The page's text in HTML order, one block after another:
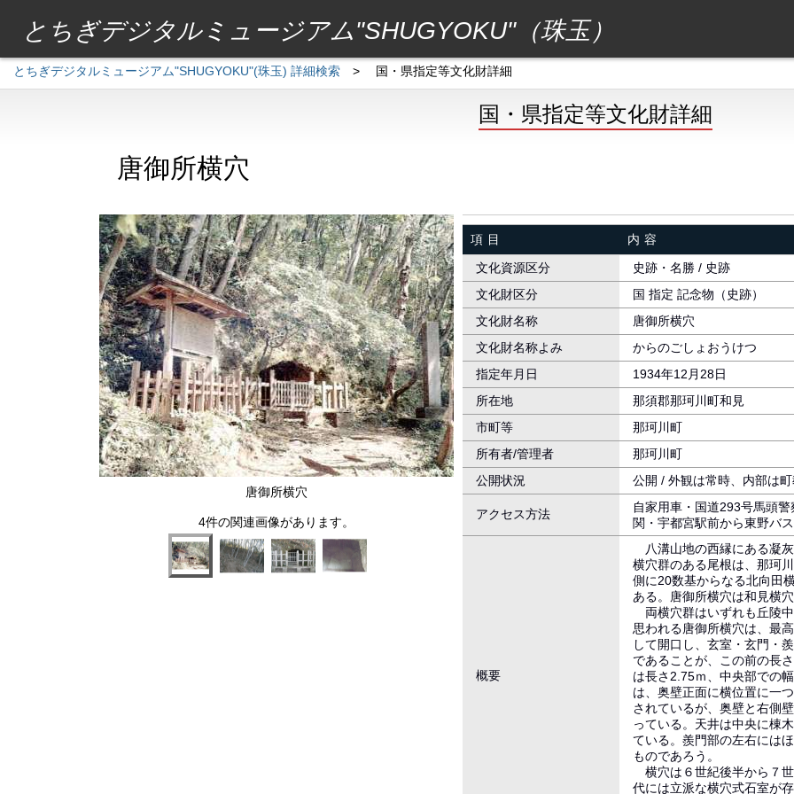
とちぎデジタルミュージアム"SHUGYOKU"（珠玉）
とちぎデジタルミュージアム"SHUGYOKU"(珠玉) 詳細検索 > 国・県指定等文化財詳細
国・県指定等文化財詳細
唐御所横穴
唐御所横穴
4件の関連画像があります。
項目
内容
文化資源区分
史跡・名勝 / 史跡
文化財区分
国 指定 記念物（史跡）
文化財名称
唐御所横穴
文化財名称よみ
からのごしょおうけつ
指定年月日
1934年12月28日
所在地
那須郡那珂川町和見
市町等
那珂川町
所有者/管理者
那珂川町
公開状況
公開 / 外観は常時、内部は
アクセス方法
自家用車・国道293号馬頭
関・宇都宮駅前から東野バ
概要
八溝山地の西縁にある凝灰
横穴群のある尾根は、那珂
側に20数基からなる北向田
ある。唐御所横穴は和見横
両横穴群はいずれも丘陵
思われる唐御所横穴は、最
して開口し、玄室・玄門・
であることが、この前の長
は長さ2.75ｍ、中央部での
は、奥壁正面に横位置に一
されているが、奥壁と右側
っている。天井は中央に棟
ている。羨門部の左右には
ものであろう。
横穴は６世紀後半から７
代には立派な横穴式石室が